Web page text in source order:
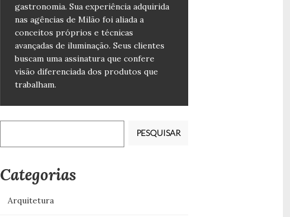
gastronomia. Sua experiência adquirida
nas agências de Milão foi aliada a
conceitos próprios e técnicas
avançadas de iluminação. Seus clientes
buscam uma assinatura que confere
visão diferenciada dos produtos que
trabalham.
Categorias
Arquitetura